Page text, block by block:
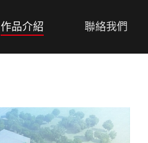
作品介紹 聯絡我們